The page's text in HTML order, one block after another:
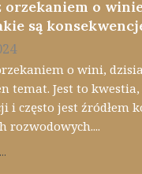
orzekaniem o
są
o wini,
temat. Jest to
i często jest źródłem
rozwodowych....